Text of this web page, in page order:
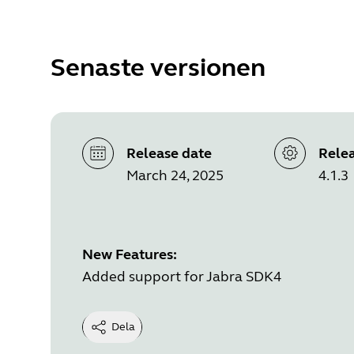
Senaste versionen
Release date
March 24, 2025
4.1.3
New Features:
Added support for Jabra SDK4
Dela